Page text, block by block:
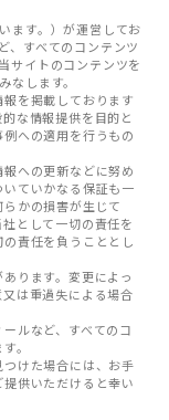
ます。）が運営してお
、すべてのコンテンツ
サイトのコンテンツを
なします。
を掲載しております
な情報提供を目的と
への適用を行うもの
への更新などに努め
ていかなる保証も一
かの損害が生じて
として一切の責任を
責任を負うこととし
ります。変更によっ
は重過失による場合
ルなど、すべてのコ
。
けた場合には、お手
供いただけると幸い